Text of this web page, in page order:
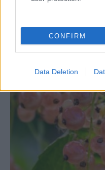
CONFIRM
Data Deletion
Košice predstavili